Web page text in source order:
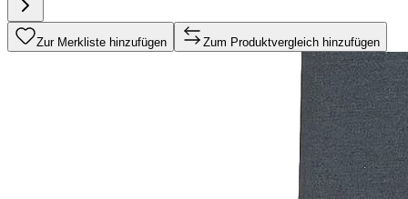
Zur Merkliste hinzufügen Zum Produktvergleich hinzufügen